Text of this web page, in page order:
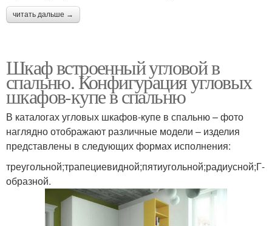
читать дальше →
Шкаф встроенный угловой в
спальню. Конфигурация угловых
шкафов-купе в спальню
В каталогах угловых шкафов-купе в спальню – фото
наглядно отображают различные модели – изделия
представлены в следующих формах исполнения:
треугольной;трапециевидной;пятиугольной;радиусной;Г-
образной.